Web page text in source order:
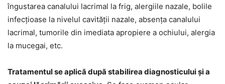
îngustarea canalului lacrimal la frig, alergiile nazale, bolile
infecțioase la nivelul cavității nazale, absența canalului
lacrimal, tumorile din imediata apropiere a ochiului, alergia
la mucegai, etc.
Tratamentul se aplică după stabilirea diagnosticului și a